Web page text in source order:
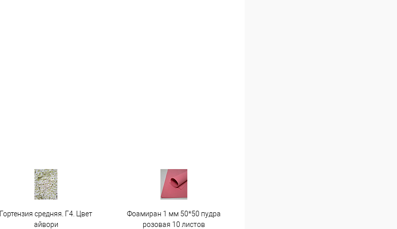
Гортензия средняя. Г4. Цвет
айвори
Фоамиран 1 мм 50*50 пудра
розовая 10 листов